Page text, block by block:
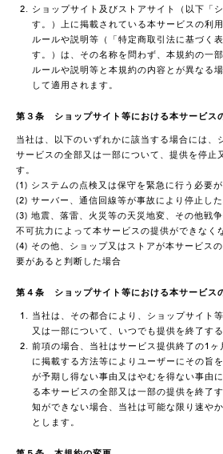
ショップサイト及びストアサイト（以下「
す。）上に掲載されている本サービスの利
ルールや説明等（「特定商取引法に基づく
す。）は、その名称を問わず、本規約の一
ルールや説明等と本規約の内容とが異なる
して適用されます。
第３条 ショップサイト等における本サービス
当社は、以下のいずれかに該当する場合には、
サービスの全部又は一部について、提供を停止
す。
(1) システムの点検又は保守を緊急に行う必要
(2) サーバー、通信回線等が事故により停止し
(3) 地震、落雷、火災等の天災地変、その他戦
不可抗力によって本サービスの提供ができなく
(4) その他、ショップ又はストアが本サービス
要があると判断した場合
第４条 ショップサイト等における本サービス
当社は、その都合により、ショップサイト
又は一部について、いつでも提供を終了す
前項の場合、当社はサービス提供終了の1ヶ
に掲載する方法等によりユーザーにその旨
が予期し得ない事由又はやむを得ない事由
る本サービスの全部又は一部の提供を終了
知ができない場合、当社は可能な限り速や
とします。